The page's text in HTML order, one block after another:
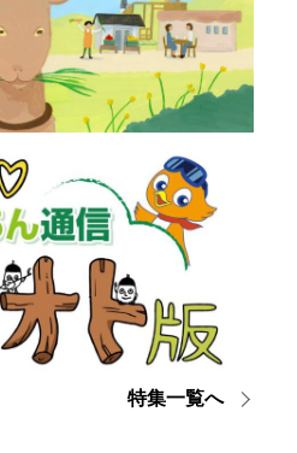
特集一覧へ